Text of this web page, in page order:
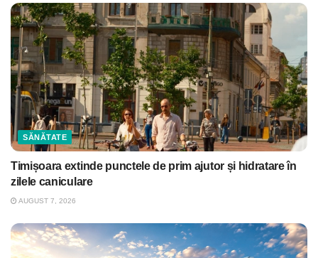
SĂNĂTATE
Timișoara extinde punctele de prim ajutor și hidratare în
zilele caniculare
AUGUST 7, 2026